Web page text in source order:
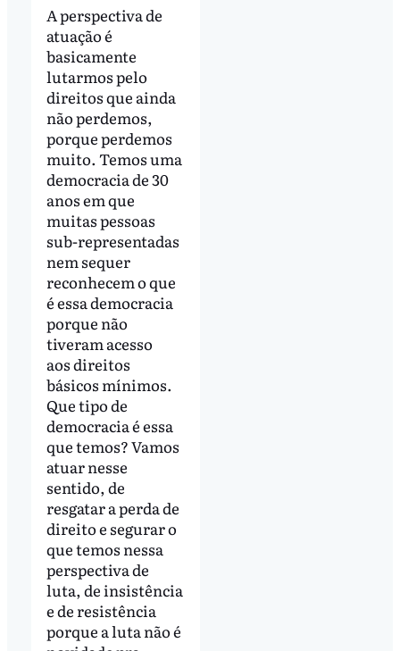
A perspectiva de
atuação é
basicamente
lutarmos pelo
direitos que ainda
não perdemos,
porque perdemos
muito. Temos uma
democracia de 30
anos em que
muitas pessoas
sub-representadas
nem sequer
reconhecem o que
é essa democracia
porque não
tiveram acesso
aos direitos
básicos mínimos.
Que tipo de
democracia é essa
que temos? Vamos
atuar nesse
sentido, de
resgatar a perda de
direito e segurar o
que temos nessa
perspectiva de
luta, de insistência
e de resistência
porque a luta não é